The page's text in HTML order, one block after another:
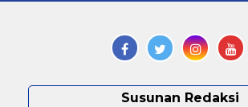
Susunan Redaksi